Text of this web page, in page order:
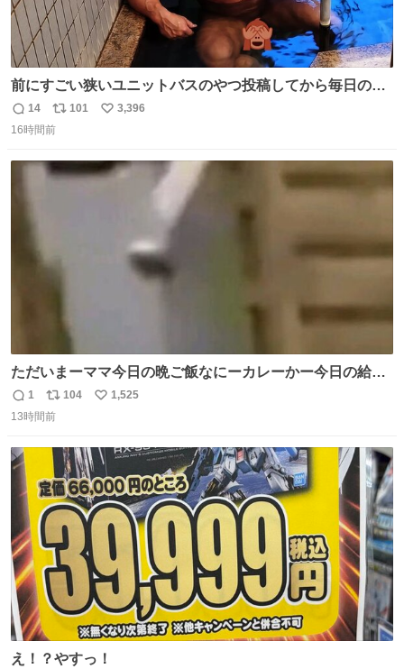
前にすごい狭いユニットバスのやつ投稿してから毎日のよ
うに温泉とかに連れてってもらってる。SNS効果凄い。俺
は幸せもんです・・・いつもありがとうございます🫡
返
信
14
リ
ポ
ト
101
い
数
3,396
16時間前
ただいまーママ今日の晩ご飯なにーカレーかー今日の給食
カレーだったよ明日雑巾いる
返
信
1
リ
ポ
ト
数
104
い
数
1,525
13時間前
え！？やすっ！